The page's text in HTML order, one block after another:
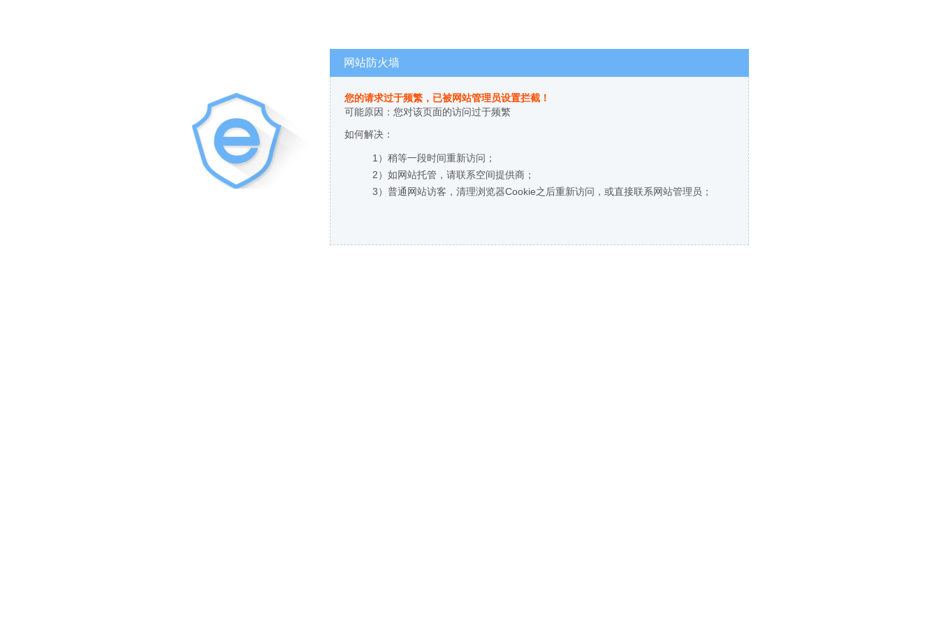
网站防火墙
您的请求过于频繁，已被网站管理员设置拦截！
可能原因：您对该页面的访问过于频繁
如何解决：
1）稍等一段时间重新访问；
2）如网站托管，请联系空间提供商；
3）普通网站访客，清理浏览器Cookie之后重新访问，或直接联系网站管理员；